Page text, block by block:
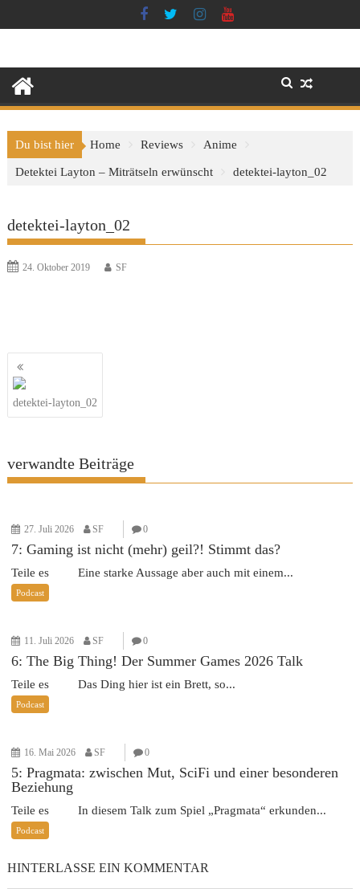
to
Du bist hier Home Reviews Anime
Detektei Layton – Miträtseln erwünscht detektei-layton_02
detektei-layton_02
24. Oktober 2019 SF
Beitragsnavigation
detektei-layton_02
verwandte Beiträge
27. Juli 2026 SF 0
7: Gaming ist nicht (mehr) geil?! Stimmt das?
Teile es Eine starke Aussage aber auch mit einem...
Podcast
11. Juli 2026 SF 0
6: The Big Thing! Der Summer Games 2026 Talk
Teile es Das Ding hier ist ein Brett, so...
Podcast
16. Mai 2026 SF 0
5: Pragmata: zwischen Mut, SciFi und einer besonderen
Beziehung
Teile es In diesem Talk zum Spiel „Pragmata“ erkunden...
Podcast
HINTERLASSE EIN KOMMENTAR